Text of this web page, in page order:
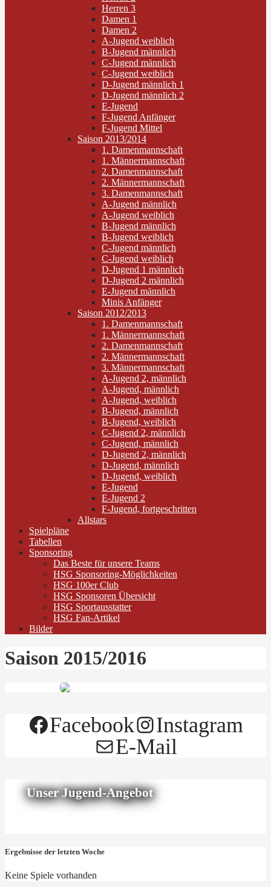
Herren 3
Damen 1
Damen 2
A-Jugend weiblich
B-Jugend männlich
C-Jugend männlich
C-Jugend weiblich
D-Jugend männlich 1
D-Jugend männlich 2
E-Jugend
F-Jugend Anfänger
F-Jugend Mittel
Saison 2013/2014
1. Damenmannschaft
1. Männermannschaft
2. Damenmannschaft
2. Männermannschaft
3. Damenmannschaft
A-Jugend männlich
A-Jugend weiblich
B-Jugend männlich
B-Jugend weiblich
C-Jugend männlich
C-Jugend weiblich
D-Jugend 1 männlich
D-Jugend 2 männlich
E-Jugend männlich
Minis Anfänger
Saison 2012/2013
1. Damenmannschaft
1. Männermannschaft
2. Damenmannschaft
2. Männermannschaft
3. Männermannschaft
A-Jugend 2, männlich
A-Jugend, männlich
A-Jugend, weiblich
B-Jugend, männlich
B-Jugend, weiblich
C-Jugend 2, männlich
C-Jugend, männlich
D-Jugend 2, männlich
D-Jugend, männlich
D-Jugend, weiblich
E-Jugend
E-Jugend 2
F-Jugend, fortgeschritten
Allstars
Spielpläne
Tabellen
Sponsoring
Das Beste für unsere Teams
HSG Sponsoring-Möglichkeiten
HSG 100er Club
HSG Sponsoren Übersicht
HSG Sportausstatter
HSG Fan-Artikel
Bilder
Saison 2015/2016
Facebook
Instagram
E-Mail
Unser Jugend-Angebot
Ergebnisse der letzten Woche
Keine Spiele vorhanden